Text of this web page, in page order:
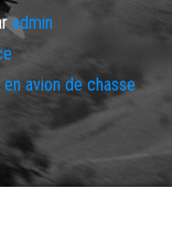
admin
en avion de chasse